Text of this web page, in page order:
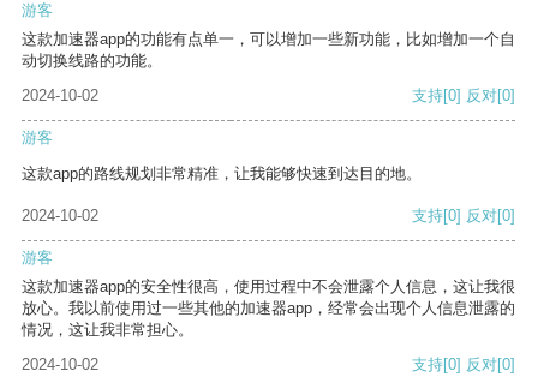
游客
这款加速器app的功能有点单一，可以增加一些新功能，比如增加一个自
动切换线路的功能。
2024-10-02
支持[0] 反对[0]
游客
这款app的路线规划非常精准，让我能够快速到达目的地。
2024-10-02 支持[0] 反对[0]
游客
这款加速器app的安全性很高，使用过程中不会泄露个人信息，这让我很
放心。我以前使用过一些其他的加速器app，经常会出现个人信息泄露的
情况，这让我非常担心。
2024-10-02
支持[0] 反对[0]